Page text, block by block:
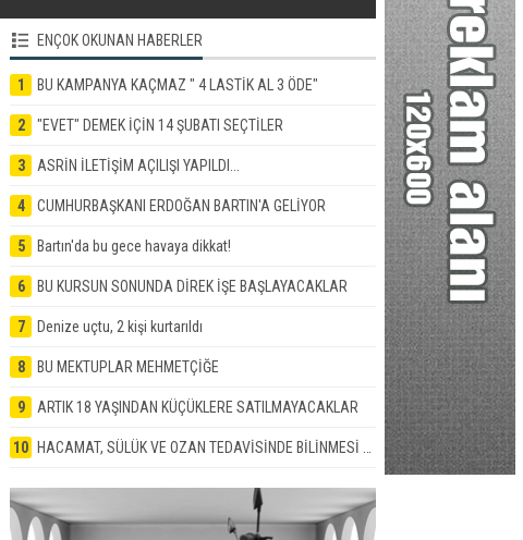
ENÇOK OKUNAN HABERLER
1 BU KAMPANYA KAÇMAZ " 4 LASTİK AL 3 ÖDE"
2 "EVET" DEMEK İÇİN 14 ŞUBATI SEÇTİLER
3 ASRİN İLETİŞİM AÇILIŞI YAPILDI...
4 CUMHURBAŞKANI ERDOĞAN BARTIN'A GELİYOR
5 Bartın'da bu gece havaya dikkat!
6 BU KURSUN SONUNDA DİREK İŞE BAŞLAYACAKLAR
7 Denize uçtu, 2 kişi kurtarıldı
8 BU MEKTUPLAR MEHMETÇİĞE
9 ARTIK 18 YAŞINDAN KÜÇÜKLERE SATILMAYACAKLAR
10 HACAMAT, SÜLÜK VE OZAN TEDAVİSİNDE BİLİNMESİ GEREKENLER